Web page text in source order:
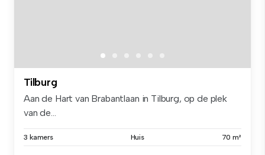
Tilburg
Aan de Hart van Brabantlaan in Tilburg, op de plek
van de...
3 kamers Huis 70 m²